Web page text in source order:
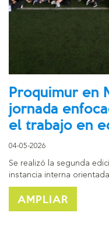
Proquimur en
jornada
el trabajo en
04-05-2026
Se realizó la segunda
instancia interna
AMPLIAR